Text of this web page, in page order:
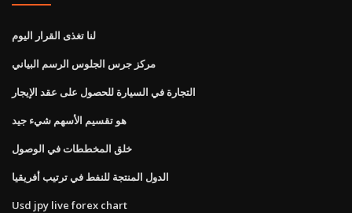
لنا تغذى القرار اليوم
مركز جرس الجلوس الرسم البياني
التجارة في السيارة للحصول على عقد الإيجار
هو تقسيم الأسهم شيء جيد
خلق المخططات في الوصول
الدول المنتجة للنفط في ترتيب أفريقيا
Usd jpy live forex chart